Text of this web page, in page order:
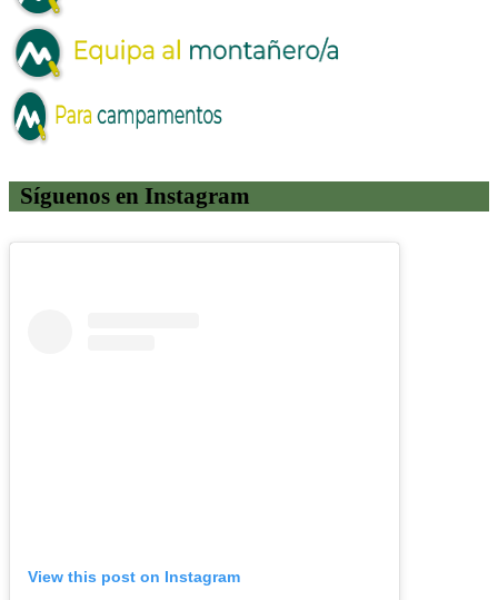
Síguenos en Instagram
View this post on Instagram